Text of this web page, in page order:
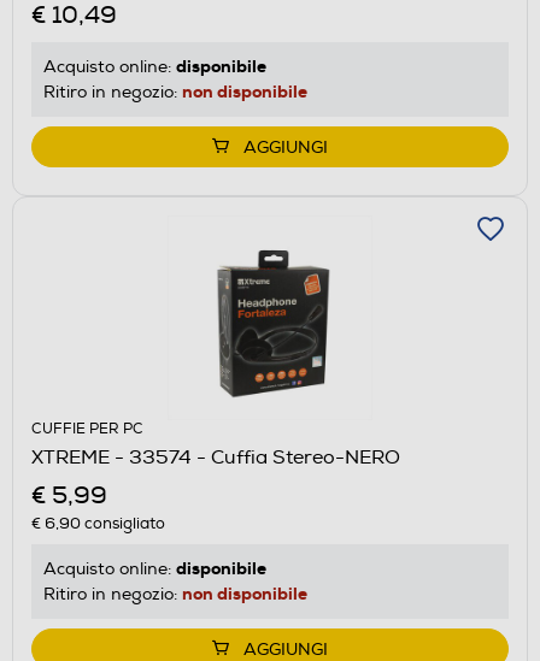
€ 10,49
Acquisto online: disponibile
Ritiro in negozio: non disponibile
AGGIUNGI
CUFFIE PER PC
XTREME - 33574 - Cuffia Stereo-NERO
€ 5,99
€ 6,90consigliato
Acquisto online: disponibile
Ritiro in negozio: non disponibile
AGGIUNGI